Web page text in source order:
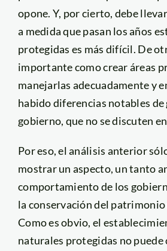
opone. Y, por cierto, debe
a medida que pasan los años
protegidas es más difícil. De
importante como crear áreas
manejarlas adecuadamente y
habido diferencias notables de
gobierno, que no se discuten
Por eso, el análisis anterior
mostrar un aspecto, un tanto
comportamiento de los
la conservación del
Como es obvio, el
naturales protegidas no